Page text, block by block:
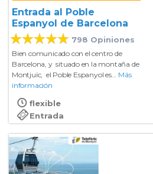
Entrada al Poble
Espanyol de Barcelona
798 Opiniones
Bien comunicado con el centro de
Barcelona, y situado en la montaña de
Montjuïc, el Poble Espanyol es... Más
información
flexible
Entrada